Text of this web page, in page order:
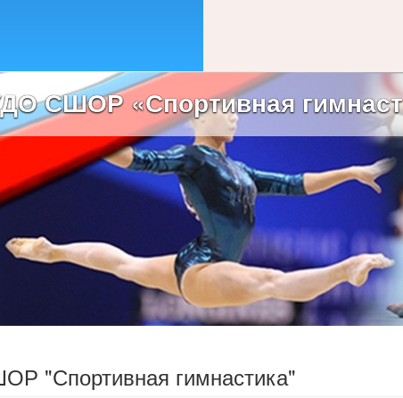
СШОР «Спортивная
"Спортивная гимнастика"